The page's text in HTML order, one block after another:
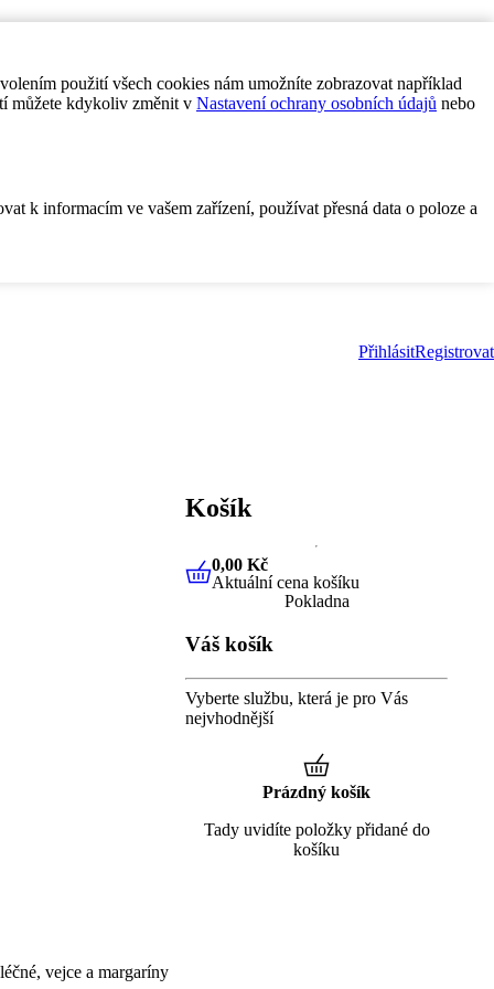
použití všech cookies nám umožníte zobrazovat například
můžete kdykoliv změnit v Nastavení ochrany osobních údajů nebo
k informacím ve vašem zařízení, používat přesná data o poloze a
PřihlásitRegistrovat
vejce a margaríny
Košík
0,00 KčAktuální cena košíku
0,00 Kč
Aktuální cena košíku
Pokladna
Váš košík
Vyberte službu, která je pro Vás
nejvhodnější
Prázdný košík
Tady uvidíte položky přidané do
košíku